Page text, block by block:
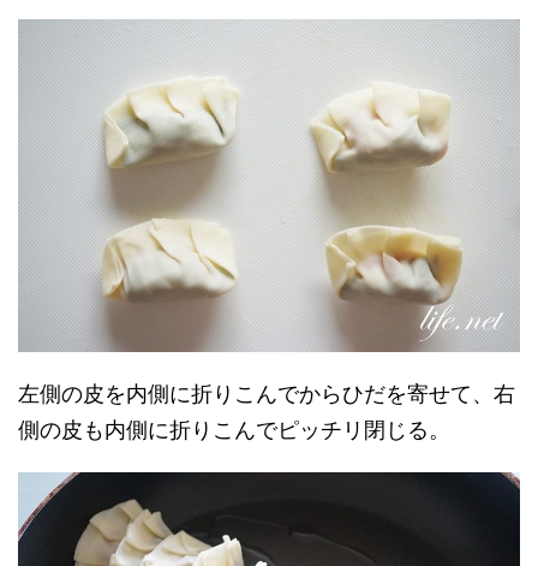
左側の皮を内側に折りこんでからひだを寄せて、右
側の皮も内側に折りこんでピッチリ閉じる。